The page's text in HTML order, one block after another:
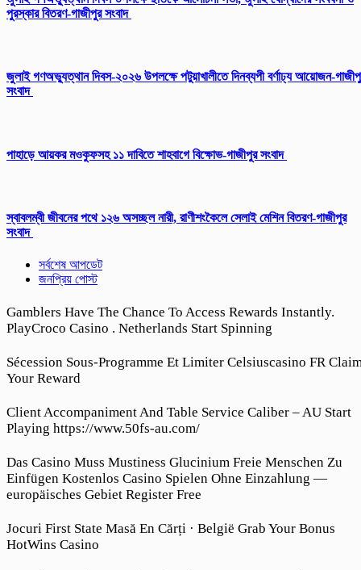
পুরস্কার বিতরণ-গাজীপুর সংবাদ
জুলাই গণঅভ্যুত্থান দিবস-২০২৬ উপলক্ষে পটুয়াখালীতে দিনব্যপী বর্ণাঢ্য আয়োজন-
সংবাদ
পাহাড়ে আয়কর মওকুফসহ ১১ দাবিতে শাহবাগে বিক্ষোভ-গাজীপুর সংবাদ
স্বাবলম্বী জীবনের পথে ১২৬ অসচ্ছল নারী, রাণীশংকৈলে সেলাই মেশিন বিতরণ-গাজীপুর
সংবাদ
সর্বশেষ আপডেট
জনপ্রিয় পোস্ট
Gamblers Have The Chance To Access Rewards Instantly.
PlayCroco Casino . Netherlands Start Spinning
Sécession Sous-Programme Et Limiter Celsiuscasino FR
Your Reward
Client Accompaniment And Table Service Caliber – AU Start
Playing https://www.50fs-au.com/
Das Casino Muss Mustiness Glucinium Freie Menschen Zu
Einfügen Kostenlos Casino Spielen Ohne Einzahlung —
europäisches Gebiet Register Free
Jocuri First State Masă En Cărți · België Grab Your Bonus
HotWins Casino